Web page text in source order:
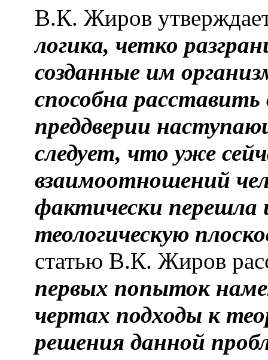
В.К. Жиров
логика, четко
созданные им
способна
преддверии
следует, что уже
взаимоотношений
фактически перешла
теологическую
статью В.К. Жиров
первых попыток
чертах подходы к
решения данной